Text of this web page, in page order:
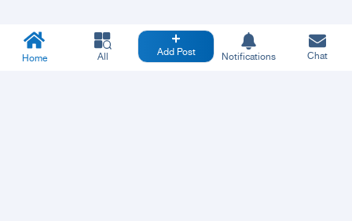
Home All Add Post Notifications Chat